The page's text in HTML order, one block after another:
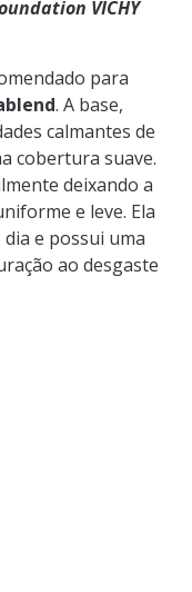
VICHY
para
. A base,
calmantes de
cobertura suave.
deixando a
e leve. Ela
e possui uma
ao desgaste